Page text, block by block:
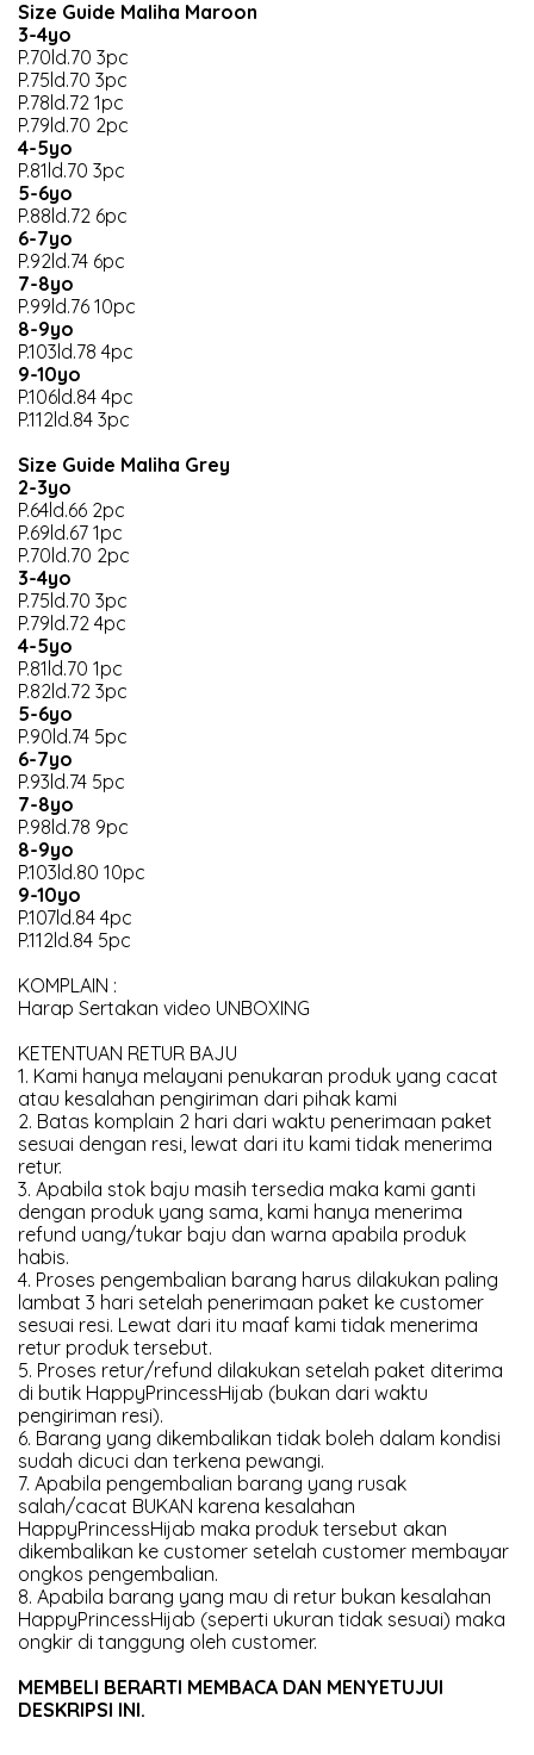
Size Guide Maliha Maroon
3-4yo
P.70ld.70 3pc
P.75ld.70 3pc
P.78ld.72 1pc
P.79ld.70 2pc
4-5yo
P.81ld.70 3pc
5-6yo
P.88ld.72 6pc
6-7yo
P.92ld.74 6pc
7-8yo
P.99ld.76 10pc
8-9yo
P.103ld.78 4pc
9-10yo
P.106ld.84 4pc
P.112ld.84 3pc
Size Guide Maliha Grey
2-3yo
P.64ld.66 2pc
P.69ld.67 1pc
P.70ld.70 2pc
3-4yo
P.75ld.70 3pc
P.79ld.72 4pc
4-5yo
P.81ld.70 1pc
P.82ld.72 3pc
5-6yo
P.90ld.74 5pc
6-7yo
P.93ld.74 5pc
7-8yo
P.98ld.78 9pc
8-9yo
P.103ld.80 10pc
9-10yo
P.107ld.84 4pc
P.112ld.84 5pc
KOMPLAIN :
Harap Sertakan video UNBOXING
KETENTUAN RETUR BAJU
1. Kami hanya melayani penukaran produk yang cacat
atau kesalahan pengiriman dari pihak kami
2. Batas komplain 2 hari dari waktu penerimaan paket
sesuai dengan resi, lewat dari itu kami tidak menerima
retur.
3. Apabila stok baju masih tersedia maka kami ganti
dengan produk yang sama, kami hanya menerima
refund uang/tukar baju dan warna apabila produk
habis.
4. Proses pengembalian barang harus dilakukan paling
lambat 3 hari setelah penerimaan paket ke customer
sesuai resi. Lewat dari itu maaf kami tidak menerima
retur produk tersebut.
5. Proses retur/refund dilakukan setelah paket diterima
di butik HappyPrincessHijab (bukan dari waktu
pengiriman resi).
6. Barang yang dikembalikan tidak boleh dalam kondisi
sudah dicuci dan terkena pewangi.
7. Apabila pengembalian barang yang rusak
salah/cacat BUKAN karena kesalahan
HappyPrincessHijab maka produk tersebut akan
dikembalikan ke customer setelah customer membayar
ongkos pengembalian.
8. Apabila barang yang mau di retur bukan kesalahan
HappyPrincessHijab (seperti ukuran tidak sesuai) maka
ongkir di tanggung oleh customer.
MEMBELI BERARTI MEMBACA DAN MENYETUJUI
DESKRIPSI INI.